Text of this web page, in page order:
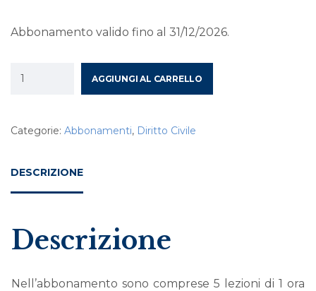
Abbonamento valido fino al 31/12/2026.
AGGIUNGI AL CARRELLO
Categorie: Abbonamenti, Diritto Civile
DESCRIZIONE
Descrizione
Nell’abbonamento sono comprese 5 lezioni di 1 ora